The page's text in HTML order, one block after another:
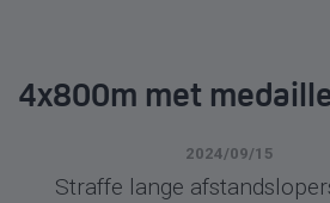
4x800m met
2024/09/15
Straffe lange